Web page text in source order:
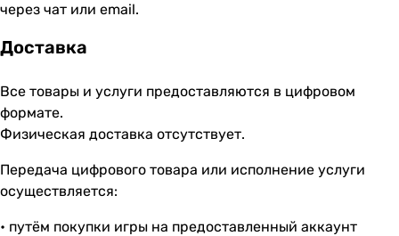
через чат или email.
Доставка
Все товары и услуги предоставляются в цифровом
формате.
Физическая доставка отсутствует.
Передача цифрового товара или исполнение услуги
осуществляется:
• путём покупки игры на предоставленный аккаунт